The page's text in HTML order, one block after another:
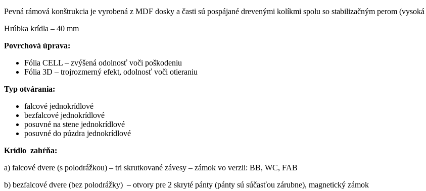
Pevná rámová konštrukcia je vyrobená z MDF dosky a časti sú pospájané drevenými kolíkmi spolu so stabilizačným perom
Hrúbka krídla – 40 mm
Povrchová úprava:
Fólia CELL – zvýšená odolnosť voči poškodeniu
Fólia 3D – trojrozmerný efekt, odolnosť voči otieraniu
Typ otvárania:
falcové jednokrídlové
bezfalcové jednokrídlové
posuvné na stene jednokrídlové
posuvné do púzdra jednokrídlové
Krídlo zahŕňa:
a) falcové dvere (s polodrážkou) – tri skrutkované závesy – zámok vo verzii: BB, WC, FAB
b) bezfalcové dvere (bez polodrážky) – otvory pre 2 skryté pánty (pánty sú súčasťou zárubne), magnetický zámok